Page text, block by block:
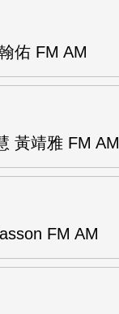
佑 FM AM
黃靖雅 FM AM
FM AM